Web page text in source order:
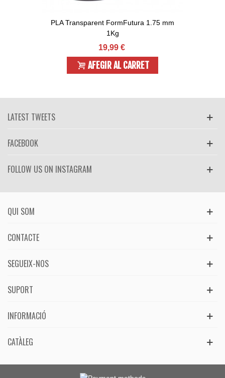
PLA Transparent FormFutura 1.75 mm
1Kg
19,99 €
AFEGIR AL CARRET
LATEST TWEETS
FACEBOOK
FOLLOW US ON INSTAGRAM
QUI SOM
CONTACTE
SEGUEIX-NOS
SUPORT
INFORMACIÓ
CATÀLEG